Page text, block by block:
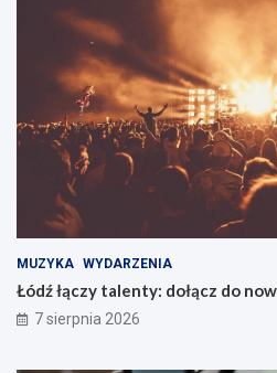
MUZYKA WYDARZENIA
Łódź łączy talenty: dołącz do
7 sierpnia 2026